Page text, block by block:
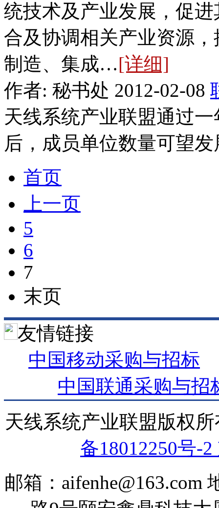
统技术及产业发展，促
合及协调相关产业资源
制造、集成…[详细]
作者: 秘书处 2012-02-08
天线系统产业联盟通过
后，成员单位数量可望
首页
上一页
5
6
7
末页
友情链接
中国移动采购与招标
中国联通采购与招
天线系统产业联盟版权
备18012250号-
邮箱：